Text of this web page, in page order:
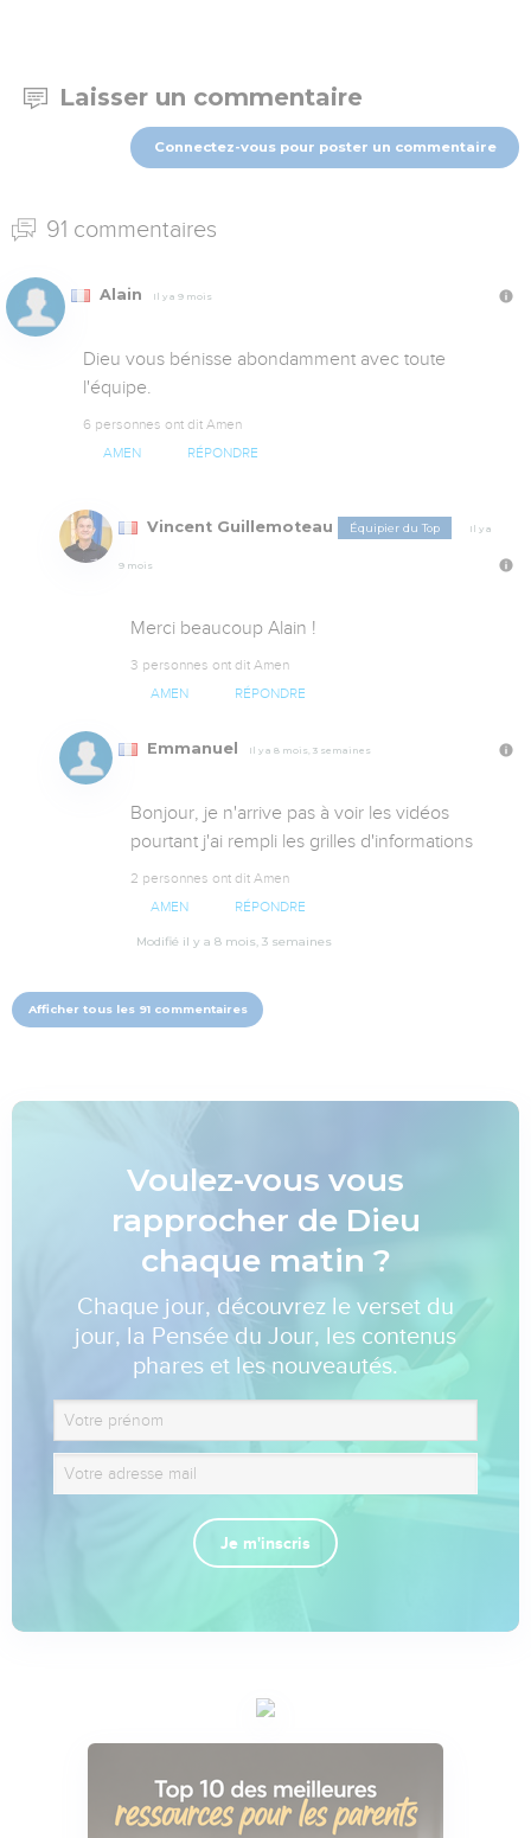
Laisser un commentaire
Connectez-vous pour poster un commentaire
91 commentaires
Alain Il y a 9 mois
Dieu vous bénisse abondamment avec toute
l'équipe.
6 personnes ont dit Amen
AMEN RÉPONDRE
Vincent Guillemoteau Équipier du Top Il y a
9 mois
Merci beaucoup Alain !
3 personnes ont dit Amen
AMEN RÉPONDRE
Emmanuel Il y a 8 mois, 3 semaines
Bonjour, je n'arrive pas à voir les vidéos
pourtant j'ai rempli les grilles d'informations
2 personnes ont dit Amen
AMEN RÉPONDRE
Modifié il y a 8 mois, 3 semaines
Afficher tous les 91 commentaires
Voulez-vous vous
rapprocher de Dieu
chaque matin ?
Chaque jour, découvrez le verset du
jour, la Pensée du Jour, les contenus
phares et les nouveautés.
Je m'inscris